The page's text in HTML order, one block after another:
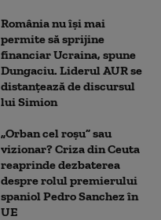
România nu își mai
permite să sprijine
financiar Ucraina, spune
Dungaciu. Liderul AUR se
distanțează de discursul
lui Simion
„Orban cel roșu” sau
vizionar? Criza din Ceuta
reaprinde dezbaterea
despre rolul premierului
spaniol Pedro Sanchez în
UE